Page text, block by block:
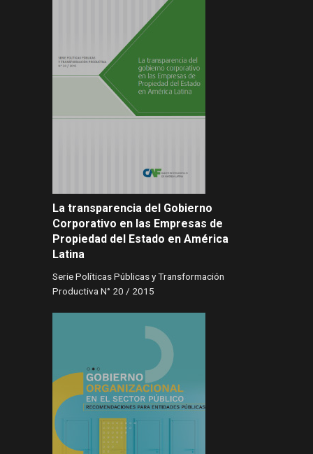
La transparencia del Gobierno
Corporativo en las Empresas de
Propiedad del Estado en América
Latina
Serie Políticas Públicas y Transformación
Productiva N° 20 / 2015